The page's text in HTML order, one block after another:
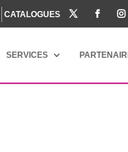
CATALOGUES   
SERVICES